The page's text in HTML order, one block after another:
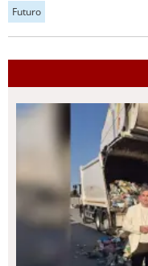
Futuro